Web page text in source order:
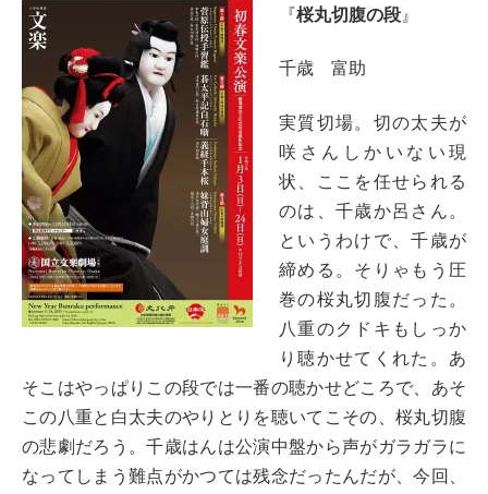
『桜丸切腹の段 』
千歳 富助
実質切場。切の太夫が
咲さんしかいない現
状、ここを任せられる
のは、千歳か呂さん。
というわけで、千歳が
締める。そりゃもう圧
巻の桜丸切腹だった。
八重のクドキもしっか
り聴かせてくれた。あ
そこはやっぱりこの段では一番の聴かせどころで、あそ
この八重と白太夫のやりとりを聴いてこその、桜丸切腹
の悲劇だろう。千歳はんは公演中盤から声がガラガラに
なってしまう難点がかつては残念だったんだが、今回、